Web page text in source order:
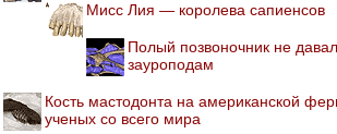
Мисс Лия — королева сапиенсов
Полый позвоночник не
зауроподам
Кость мастодонта на американской
ученых со всего мира